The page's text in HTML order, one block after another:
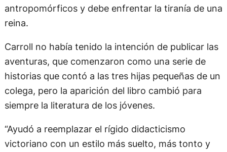
antropomórficos y debe enfrentar la tiranía de una
reina.
Carroll no había tenido la intención de publicar las
aventuras, que comenzaron como una serie de
historias que contó a las tres hijas pequeñas de un
colega, pero la aparición del libro cambió para
siempre la literatura de los jóvenes.
“Ayudó a reemplazar el rígido didacticismo
victoriano con un estilo más suelto, más tonto y